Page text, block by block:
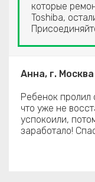
которые
Toshiba,
Анна, г. Москва
Ребенок пролил
что уже не
успокоили,
заработало!